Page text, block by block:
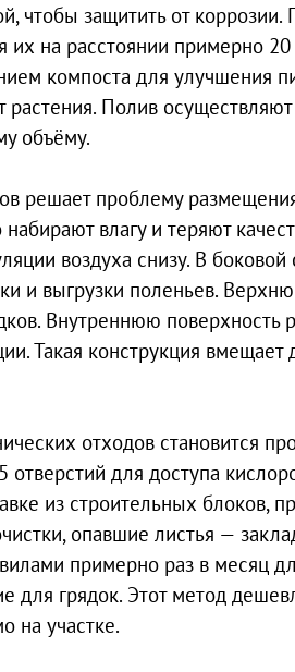
чтобы защитить от
на расстоянии примерно 20
компоста для улучшения
Полив
объёму.
решает проблему
влагу и теряют
воздуха снизу. В
и выгрузки поленьев.
Внутреннюю поверхность
Такая конструкция
отходов становится
отверстий для доступа
из строительных блоков,
опавшие листья —
примерно раз в месяц
для грядок. Этот метод
на участке.